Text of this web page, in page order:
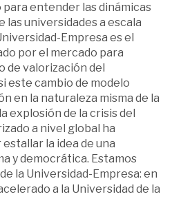
entender las dinámicas
universidades a escala
Empresa es el
por el mercado para
de valorización del
este cambio de modelo
en la naturaleza misma de la
explosión de la crisis del
a nivel global ha
la idea de una
y democrática. Estamos
la Universidad-Empresa: en
a la Universidad de la